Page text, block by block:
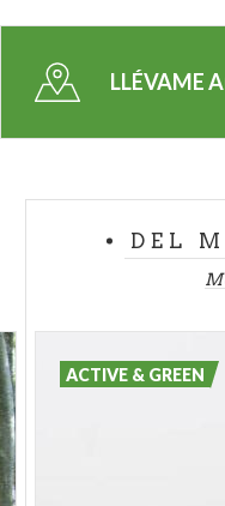
con cañaverales
didácticos para
LLÉVAME
DEL
ACTIVE & GREEN